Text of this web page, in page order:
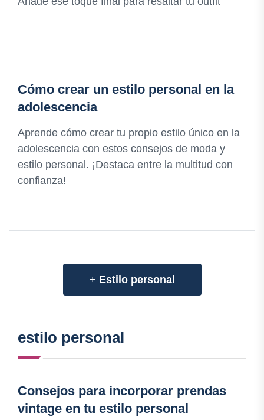
Cómo crear un estilo personal en la
adolescencia
Aprende cómo crear tu propio estilo único en la
adolescencia con estos consejos de moda y
estilo personal. ¡Destaca entre la multitud con
confianza!
+ Estilo personal
estilo personal
Consejos para incorporar prendas
vintage en tu estilo personal